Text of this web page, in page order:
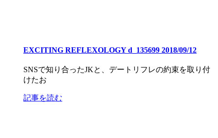
EXCITING REFLEXOLOGY d_135699 2018/09/12
SNSで知り合ったJKと、デートリフレの約束を取り付
けたお
記事を読む